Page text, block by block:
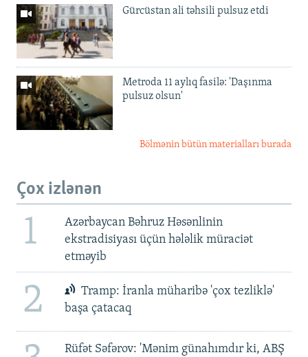
Gürcüstan ali təhsili pulsuz etdi
Metroda 11 aylıq fasilə: 'Daşınma
pulsuz olsun'
Bölmənin bütün materialları burada
Çox izlənən
1
Azərbaycan Bəhruz Həsənlinin
ekstradisiyası üçün hələlik müraciət
etməyib
2
Tramp: İranla müharibə 'çox tezliklə'
başa çatacaq
Rüfət Səfərov: 'Mənim günahımdır ki, ABŞ